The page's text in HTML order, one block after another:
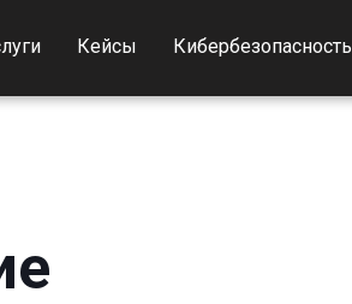
Кейсы Кибербезопасность